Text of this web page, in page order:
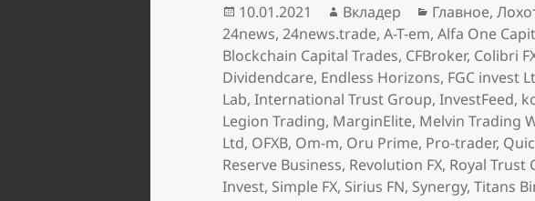
Опубликовано
10.01.2021 Автор
Вкладер Рубрики
Главное,
24news,24news.trade,A-T-em,Alfa One
Blockchain Capital Trades, CFBroker, Colibri
Dividendcare, Endless Horizons, FGC invest
Lab,International Trust Group,InvestFeed,
Legion Trading, MarginElite, Melvin Trading
Ltd, OFXB, Om-m, Oru Prime, Pro-trader,
Reserve Business, Revolution FX, Royal Trust
Invest, Simple FX, Sirius FN, Synergy,Titans